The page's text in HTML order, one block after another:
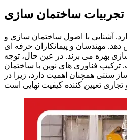
تجربیات ساختمان سازی
آشنایی با اصول ساختمان سازی و
دهد. مهندسان و پیمانکاران حرفه ای
بهره می برند. در عین حال، توجه
فناوری های نوین با ساختمان
همچنان اهمیت دارد، زیرا در